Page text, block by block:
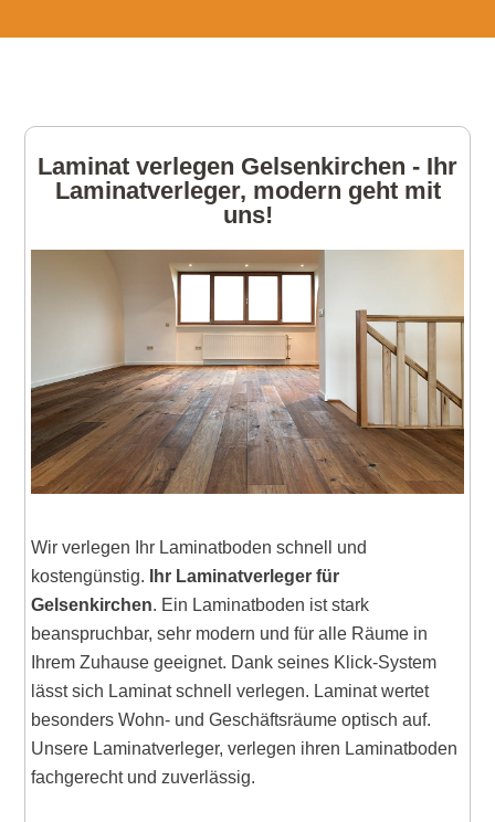
Laminat verlegen Gelsenkirchen - Ihr
Laminatverleger, modern geht mit
uns!
Wir verlegen Ihr Laminatboden schnell und
kostengünstig.
Ihr Laminatverleger für
Gelsenkirchen. Ein Laminatboden ist stark
beanspruchbar, sehr modern und für alle Räume in
Ihrem Zuhause geeignet. Dank seines Klick-System
lässt sich Laminat schnell verlegen. Laminat wertet
besonders Wohn- und Geschäftsräume optisch auf.
Unsere Laminatverleger, verlegen ihren Laminatboden
fachgerecht und zuverlässig.